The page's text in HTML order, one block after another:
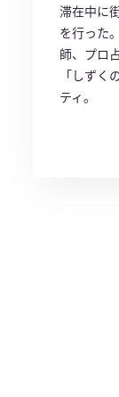
滞在中に
を行った
師、プロ
「しずく
ティ。